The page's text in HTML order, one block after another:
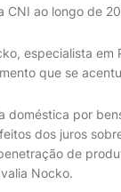
CNI ao longo de
especialista
que se
doméstica por
dos juros
de
Nocko.